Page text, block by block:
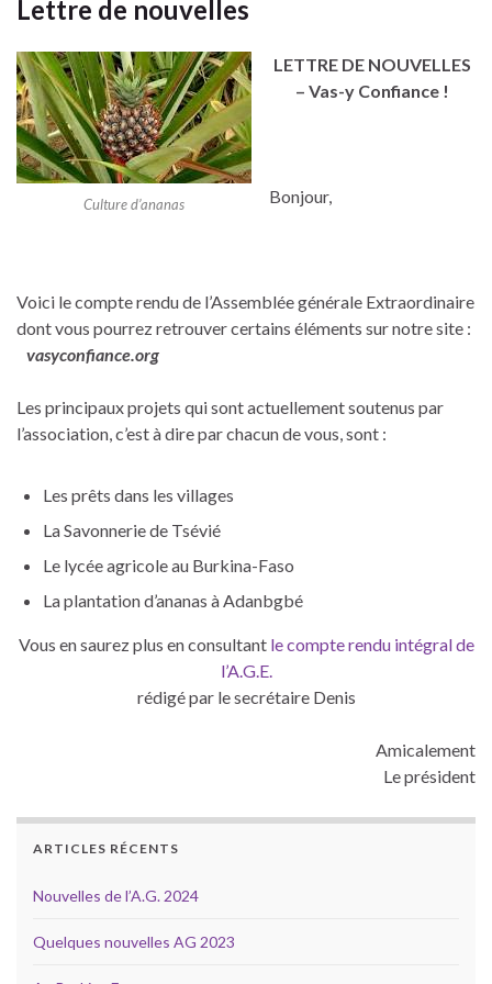
Lettre de nouvelles
Culture d’ananas
LETTRE DE NOUVELLES
– Vas-y Confiance !
Bonjour,
Voici le compte rendu de l’Assemblée générale Extraordinaire
dont vous pourrez retrouver certains éléments sur notre site :
vasyconfiance.org
Les principaux projets qui sont actuellement soutenus par
l’association, c’est à dire par chacun de vous, sont :
Les prêts dans les villages
La Savonnerie de Tsévié
Le lycée agricole au Burkina-Faso
La plantation d’ananas à Adanbgbé
Vous en saurez plus en consultant le compte rendu intégral de
l’A.G.E.
rédigé par le secrétaire Denis
Amicalement
Le président
ARTICLES RÉCENTS
Nouvelles de l’A.G. 2024
Quelques nouvelles AG 2023